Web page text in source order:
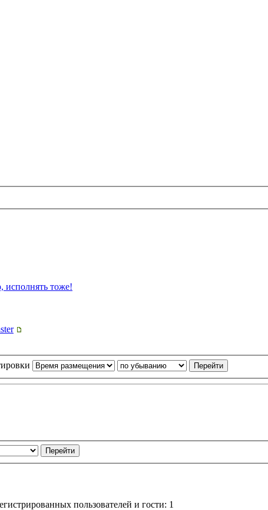
исполнять тоже!
пользователей и гости: 1